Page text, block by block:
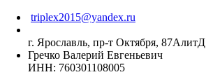
triplex2015@yandex.ru
г. Ярославль, пр-т Октября, 87АлитД
Гречко Валерий Евгеньевич
ИНН: 760301108005